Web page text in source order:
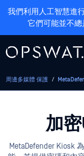
我們利用人工智慧進
它們可能並不總
周邊多媒體 保護 /
加
MetaDefender Kiosk